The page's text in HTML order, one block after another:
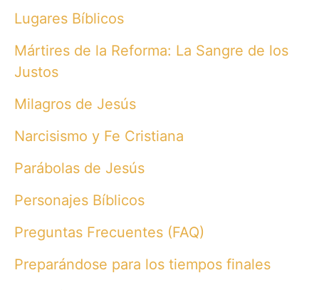
Lugares Bíblicos
Mártires de la Reforma: La Sangre de los
Justos
Milagros de Jesús
Narcisismo y Fe Cristiana
Parábolas de Jesús
Personajes Bíblicos
Preguntas Frecuentes (FAQ)
Preparándose para los tiempos finales